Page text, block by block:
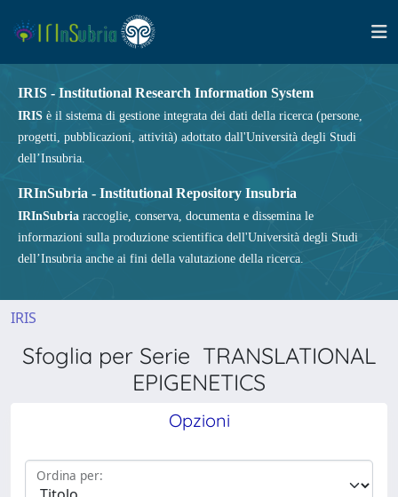
IRIS - Institutional Research Information System
IRIS è il sistema di gestione integrata dei dati della ricerca (persone,
progetti, pubblicazioni, attività) adottato dall'Università degli Studi
dell’Insubria.
IRInSubria - Institutional Repository Insubria
IRInSubria raccoglie, conserva, documenta e dissemina le
informazioni sulla produzione scientifica dell'Università degli Studi
dell’Insubria anche ai fini della valutazione della ricerca.
IRIS
Sfoglia per Serie TRANSLATIONAL
EPIGENETICS
Opzioni
Ordina per: